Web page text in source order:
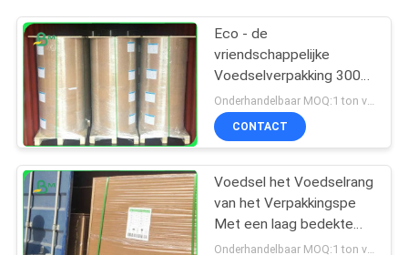
Eco - de
vriendschappelijke
Voedselverpakking 300g
+ 15g kiezen Zijpe Met
een laag bedekt
Kraftpapier-Document
Onderhandelbaar MOQ:1 ton voor gemeenschappelijke grootte & 10 ton voor speciale grootte
CONTACT
Voedsel het Voedselrang
van het Verpakkingspe
Met een laag bedekte
Kraftpapier Karton voor